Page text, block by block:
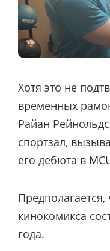
Хотя это не
временных
Райан
спортзал,
его дебюта в
кинокомикса
года.